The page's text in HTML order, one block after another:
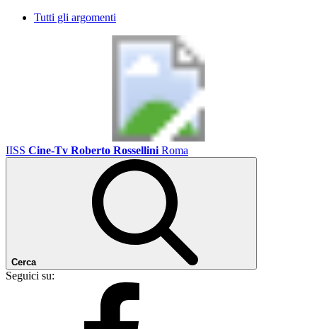
Tutti gli argomenti
IISS Cine-Tv Roberto Rossellini Roma
Cerca
Seguici su: